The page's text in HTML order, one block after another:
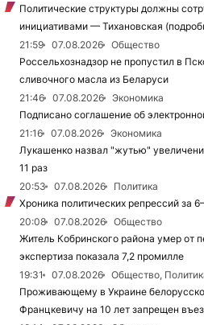
Политические структуры должны
инициативами — Тихановская
21:59
07.08.2026
Общество
Россельхознадзор не пропустил в
сливочного масла из Беларуси
21:46
07.08.2026
Экономика
Подписано соглашение об
21:16
07.08.2026
Экономика
Лукашенко назвал "жутью"
11 раз
20:53
07.08.2026
Политика
Хроника политических репрессий за
20:08
07.08.2026
Общество
Житель Кобринского района умер от
экспертиза показала 7,2 промилле
19:31
07.08.2026
Общество,
Проживающему в Украине
Францкевичу на 10 лет запрещен